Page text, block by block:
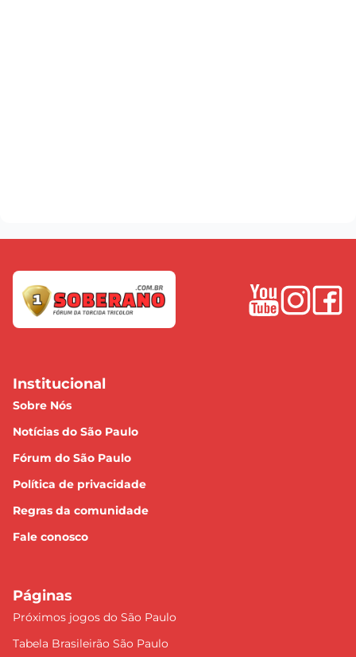
Institucional
Sobre Nós
Notícias do São Paulo
Fórum do São Paulo
Política de privacidade
Regras da comunidade
Fale conosco
Páginas
Próximos jogos do São Paulo
Tabela Brasileirão São Paulo